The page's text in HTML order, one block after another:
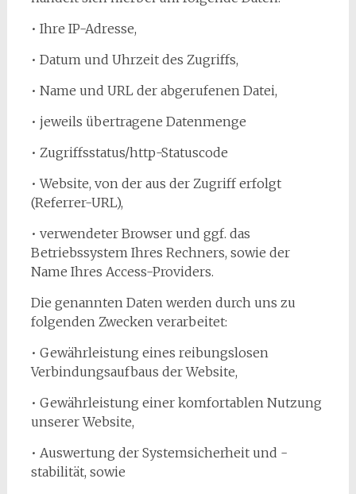
• Ihre IP-Adresse,
• Datum und Uhrzeit des Zugriffs,
• Name und URL der abgerufenen Datei,
• jeweils übertragene Datenmenge
• Zugriffsstatus/http-Statuscode
• Website, von der aus der Zugriff erfolgt
(Referrer-URL),
• verwendeter Browser und ggf. das
Betriebssystem Ihres Rechners, sowie der
Name Ihres Access-Providers.
​Die genannten Daten werden durch uns zu
folgenden Zwecken verarbeitet:
​• Gewährleistung eines reibungslosen
Verbindungsaufbaus der Website,
• Gewährleistung einer komfortablen Nutzung
unserer Website,
• Auswertung der Systemsicherheit und -
stabilität, sowie